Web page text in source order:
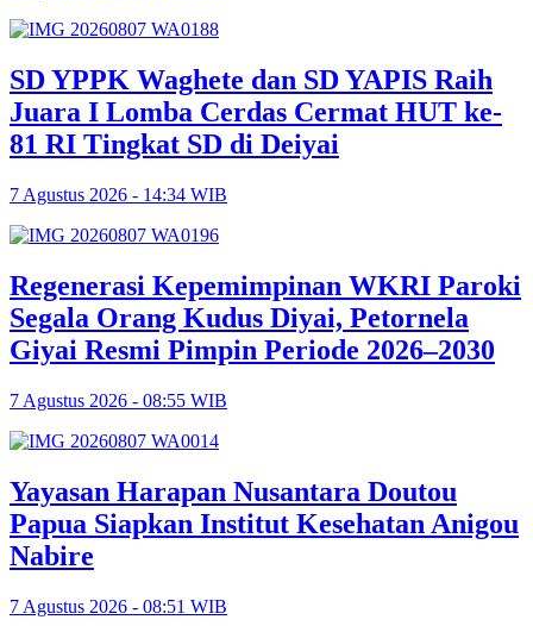
SD YPPK Waghete dan SD YAPIS Raih
Juara I Lomba Cerdas Cermat HUT ke-
81 RI Tingkat SD di Deiyai
7 Agustus 2026 - 14:34 WIB
Regenerasi Kepemimpinan WKRI Paroki
Segala Orang Kudus Diyai, Petornela
Giyai Resmi Pimpin Periode 2026–2030
7 Agustus 2026 - 08:55 WIB
Yayasan Harapan Nusantara Doutou
Papua Siapkan Institut Kesehatan Anigou
Nabire
7 Agustus 2026 - 08:51 WIB